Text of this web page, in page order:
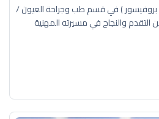
( بروفيسور ) في قسم طب وجراحة العيون /
التقدم والنجاح في مسيرته المهنية